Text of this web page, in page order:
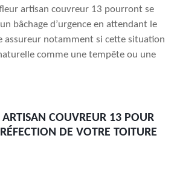
artisan couvreur 13 pourront se
bâchage d’urgence en attendant le
assureur notamment si cette situation
comme une tempête ou une
ARTISAN COUVREUR 13 POUR
DE VOTRE TOITURE